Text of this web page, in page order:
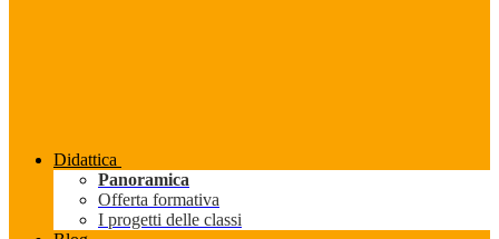
Didattica
Panoramica
Offerta formativa
I progetti delle classi